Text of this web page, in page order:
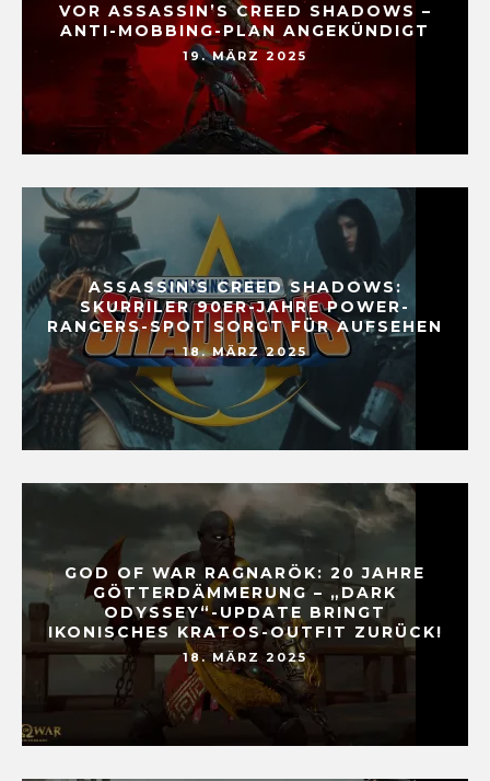
VOR ASSASSIN’S CREED SHADOWS –
ANTI-MOBBING-PLAN ANGEKÜNDIGT
19. MÄRZ 2025
ASSASSIN’S CREED SHADOWS:
SKURRILER 90ER-JAHRE POWER-
RANGERS-SPOT SORGT FÜR AUFSEHEN
18. MÄRZ 2025
GOD OF WAR RAGNARÖK: 20 JAHRE
GÖTTERDÄMMERUNG – „DARK
ODYSSEY“-UPDATE BRINGT
IKONISCHES KRATOS-OUTFIT ZURÜCK!
18. MÄRZ 2025